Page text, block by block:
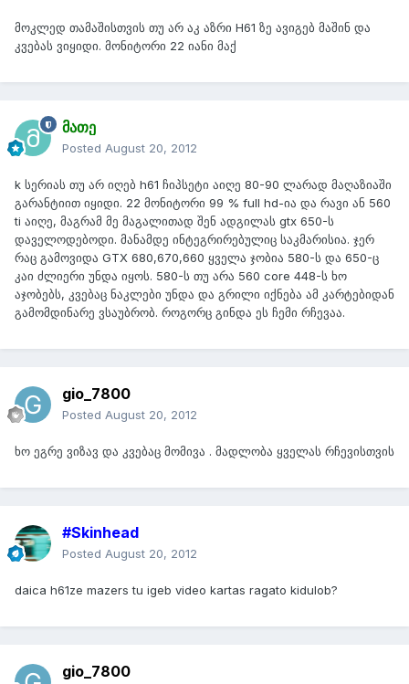
მოკლედ თამაშისთვის თუ არ აკ აზრი H61 ზე ავიგებ მაშინ და
კვებას ვიყიდი. მონიტორი 22 იანი მაქ
მათე
Posted August 20, 2012
k სერიას თუ არ იღებ h61 ჩიპსეტი აიღე 80-90 ლარად მაღაზიაში
გარანტიით იყიდი. 22 მონიტორი 99 % full hd-ია და რავი ან 560
ti აიღე, მაგრამ მე მაგალითად შენ ადგილას gtx 650-ს
დაველოდებოდი. მანამდე ინტეგრირებულიც საკმარისია. ჯერ
რაც გამოვიდა GTX 680,670,660 ყველა ჯობია 580-ს და 650-ც
კაი ძლიერი უნდა იყოს. 580-ს თუ არა 560 core 448-ს ხო
აჯობებს, კვებაც ნაკლები უნდა და გრილი იქნება ამ კარტებიდან
გამომდინარე ვსაუბრობ. როგორც გინდა ეს ჩემი რჩევაა.
gio_7800
Posted August 20, 2012
ხო ეგრე ვიზავ და კვებაც მომივა . მადლობა ყველას რჩევისთვის
#Skinhead
Posted August 20, 2012
daica h61ze mazers tu igeb video kartas ragato kidulob?
gio_7800